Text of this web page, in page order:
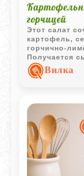
горчицей
Этот салат
картофель,
горчично-
Получается
подойдёт как
для лёгкого
Вилка